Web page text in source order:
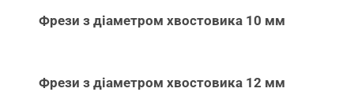
Фрези з діаметром хвостовика 10 мм
Фрези з діаметром хвостовика 12 мм